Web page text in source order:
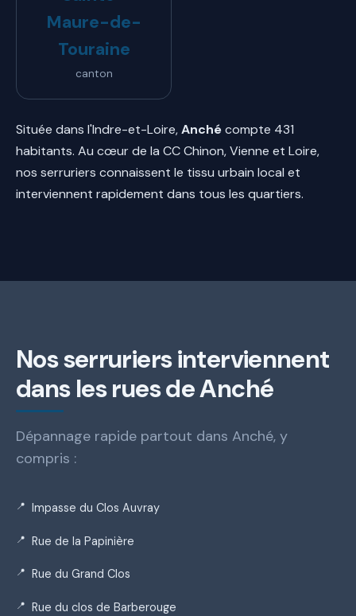
Maure-de-
Touraine
canton
Située dans l'Indre-et-Loire,Anchécompte 431
habitants. Au cœur de la CC Chinon, Vienne et Loire,
nos serruriers connaissent le tissu urbain local et
interviennent rapidement dans tous les quartiers.
Nos serruriers interviennent
dans les rues de Anché
Dépannage rapide partout dans Anché, y
compris :
Impasse du Clos Auvray
Rue de la Papinière
Rue du Grand Clos
Rue du clos de Barberouge